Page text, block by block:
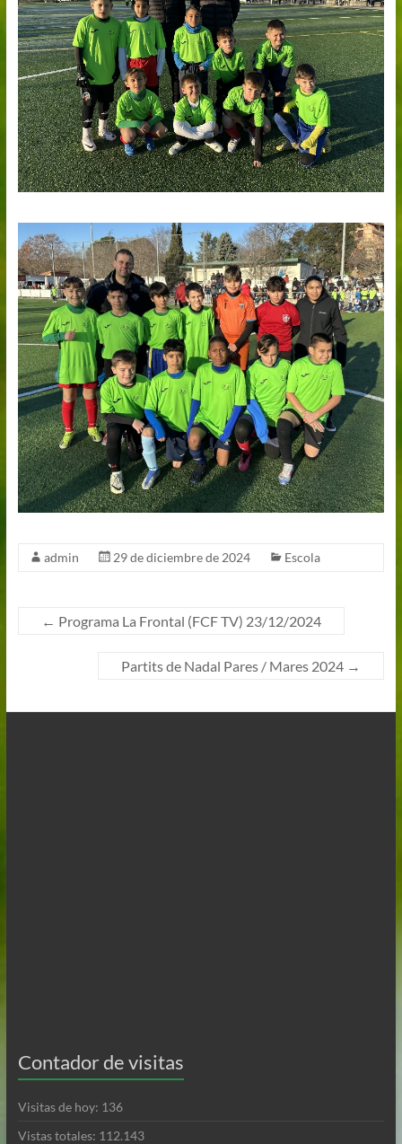
admin 29 de diciembre de 2024 Escola
← Programa La Frontal (FCF TV) 23/12/2024
Partits de Nadal Pares / Mares 2024 →
Contador de visitas
Visitas de hoy: 136
Vistas totales: 112.143